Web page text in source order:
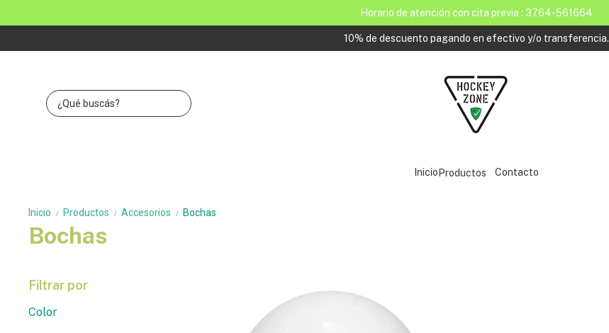
Horario de atención con cita previa : 3764-561664
10% de descuento pagando en efectivo y/o transferencia.
Inicio Productos Contacto
Inicio / Productos / Accesorios / Bochas
Bochas
Filtrar por
Color